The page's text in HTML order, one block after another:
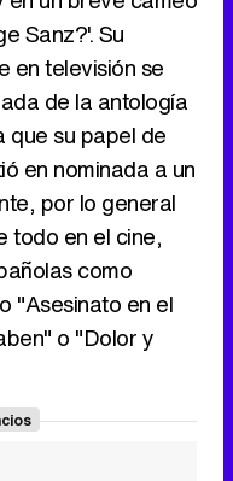
Sanz?'. Su
en televisión se
de la antología
que su papel de
en nominada a un
por lo general
todo en el cine,
como
"Asesinato en el
o "Dolor y